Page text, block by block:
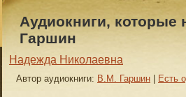
Аудиокниги, которые
Гаршин
Надежда Николаевна
Автор аудиокниги: В.М. Гаршин Есть